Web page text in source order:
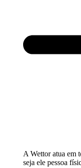
A Wettor atua em
seja ele pessoa